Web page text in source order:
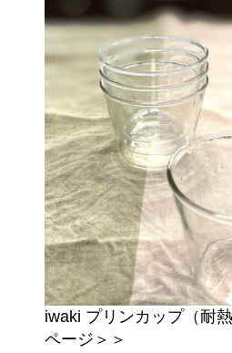
iwaki プリンカップ（耐
ページ＞＞